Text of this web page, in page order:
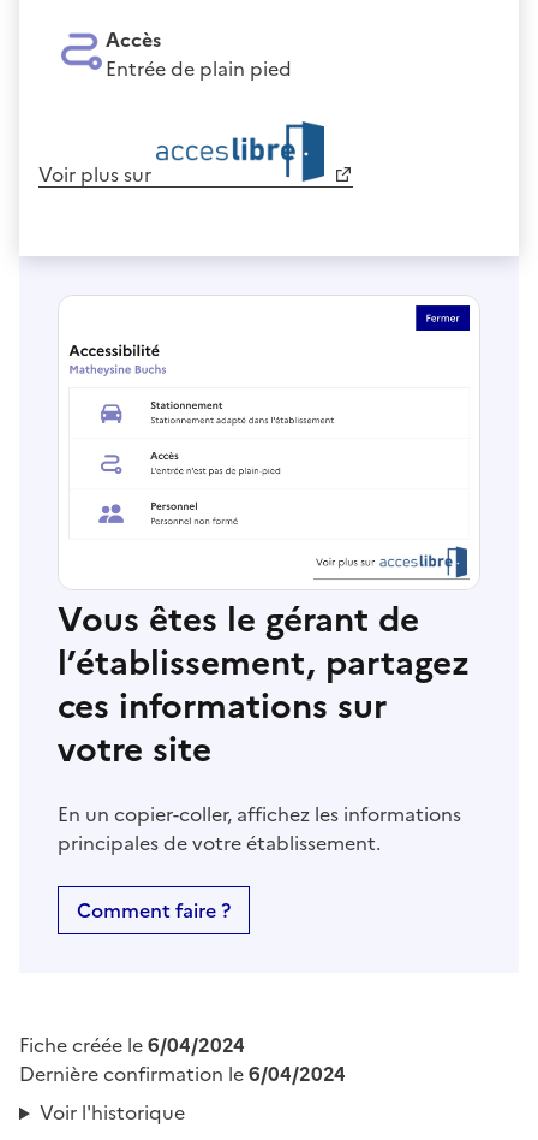
Accès
Entrée de plain pied
Voir plus sur
Vous êtes le gérant de
l’établissement, partagez
ces informations sur
votre site
En un copier-coller, affichez les informations
principales de votre établissement.
Comment faire ?
Fiche créée le6/04/2024
Dernière confirmation le6/04/2024
Voir l'historique